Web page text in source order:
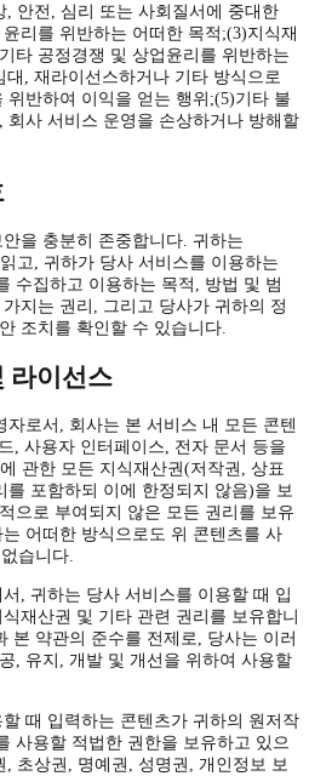
안전, 심리 또는 사회질서에 중대한
리를 위반하는 어떠한 목적;(3)지식재
타 공정경쟁 및 상업윤리를 위반하는
, 재라이선스하거나 기타 방식으로
위반하여 이익을 얻는 행위;(5)기타 불
회사 서비스 운영을 손상하거나 방해할
을 충분히 존중합니다. 귀하는
고, 귀하가 당사 서비스를 이용하는
수집하고 이용하는 목적, 방법 및 범
지는 권리, 그리고 당사가 귀하의 정
조치를 확인할 수 있습니다.
라이선스
자로서, 회사는 본 서비스 내 모든 콘텐
, 사용자 인터페이스, 전자 문서 등을
관한 모든 지식재산권(저작권, 상표
를 포함하되 이에 한정되지 않음)을 보
으로 부여되지 않은 모든 권리를 보유
어떠한 방식으로도 위 콘텐츠를 사
습니다.
, 귀하는 당사 서비스를 이용할 때 입
재산권 및 기타 관련 권리를 보유합니
본 약관의 준수를 전제로, 당사는 이러
, 유지, 개발 및 개선을 위하여 사용할
때 입력하는 콘텐츠가 귀하의 원저작
사용할 적법한 권한을 보유하고 있으
초상권, 명예권, 성명권, 개인정보 보